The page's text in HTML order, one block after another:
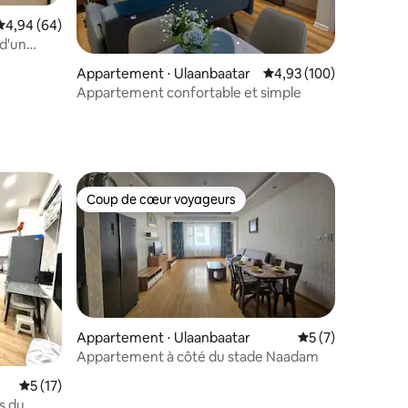
: 5 sur 5
moyenne sur la base de 64 commentaires : 4,94 sur 5
4,94 (64)
Appartement ⋅ Ulaanbaatar Évaluation moyenne
4,93 (100)
Appartement confortable et simple
: 4,83 sur 5
appréciés
Évaluation moyenne sur la base de 17 commentaires : 5 sur 5
5 (17)
Coup de cœur voyageurs
Coup de cœur voyageurs
Appartement ⋅ Ulaanbaatar Évaluation
5 (7)
Appartement à côté du stade Naadam